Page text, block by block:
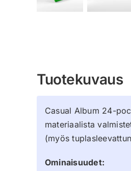
Tuotekuvaus
Casual Album 24-
materiaalista
(myös
Ominaisuudet: